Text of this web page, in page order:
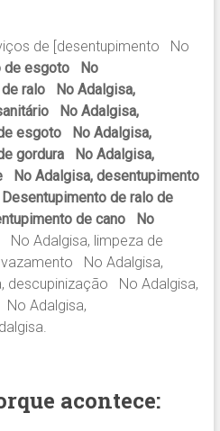
de [desentupimento No
de esgoto No
ralo No Adalgisa,
No Adalgisa,
esgoto No Adalgisa,
gordura No Adalgisa,
No Adalgisa, desentupimento
de ralo de
de cano No
Adalgisa, limpeza de
No Adalgisa,
descupinização No Adalgisa,
Adalgisa,
acontece: